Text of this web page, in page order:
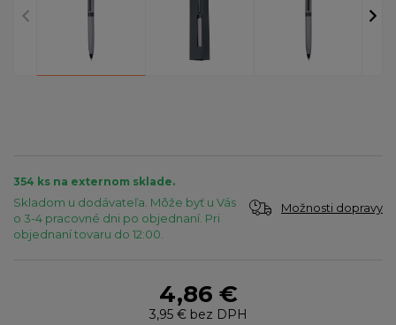
354 ks na externom sklade.
Skladom u dodávateľa. Môže byť u Vás
o 3-4 pracovné dni po objednaní. Pri
objednaní tovaru do 12:00.
Možnosti dopravy
4,86 €
3,95 €bez DPH